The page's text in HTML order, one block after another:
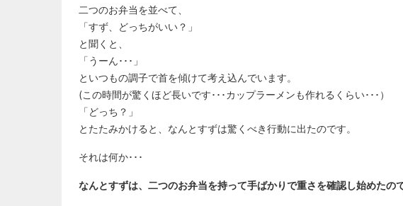
二つのお弁当を並べて、
「すず、どっちがいい？」
と聞くと、
「うーん･･･」
といつもの調子で首を傾けて考え込んでいます。
(この時間が驚くほど長いです･･･カップラーメンも作れるくらい･･･）
「どっち？」
とたたみかけると、なんとすずは驚くべき行動に出たのです。
それは何か･･･
なんとすずは、二つのお弁当を持って手ばかりで重さを確認し始めたの